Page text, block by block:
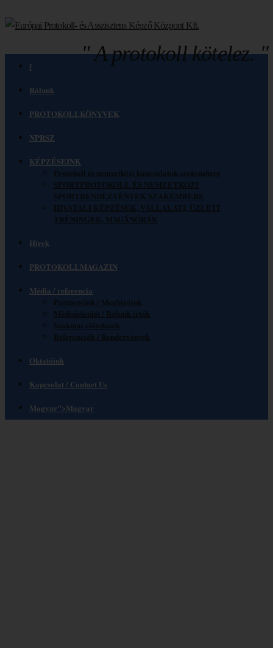
" A protokoll kötelez. "
f
Rólunk
PROTOKOLLKÖNYVEK
NPRSZ
KÉPZÉSEINK
Protokoll és nemzetközi kapcsolatok szakembere
SPORTPROTOKOLL ÉS NEMZETKÖZI
SPORTRENDEZVÉNYEK SZAKEMBERE
HIVATALI KÉPZÉSEK, VÁLLALATI, ÜZLETI
TRÉNINGEK, MAGÁNÓRÁK
Hírek
PROTOKOLLMAGAZIN
Média / referencia
Partnereink / Megbízóink
Médiajelenlét / Rólunk írták
Szakmai előadások
Referenciák / Rendezvények
Oktatóink
Kapcsolat / Contact Us
Magyar">Magyar